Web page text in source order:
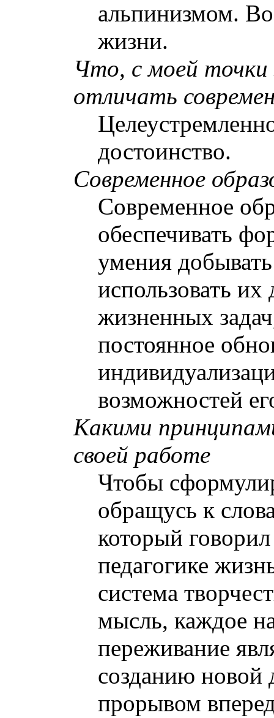
альпинизмом.
жизни.
Что, с моей точки
отличать
достоинство.
Современное
Современное
обеспечивать
умения
использовать
жизненных
постоянное
возможностей
Какими
своей работе
Чтобы
обращусь к
который
педагогике
система
мысль, каждое
переживание
созданию новой
прорывом